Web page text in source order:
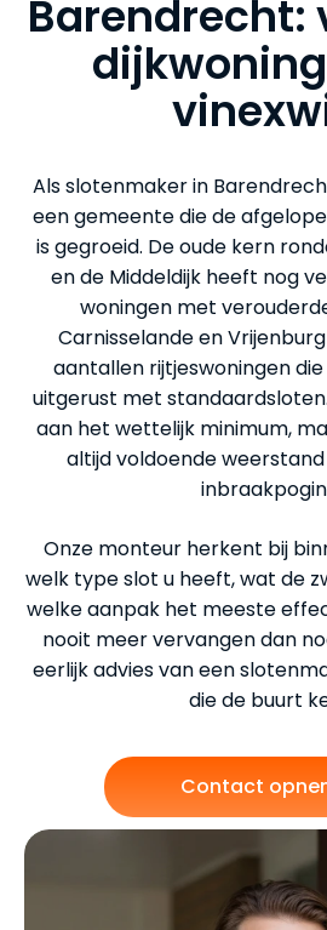
Barendrecht:
Als slotenmaker in
een gemeente die de
is gegroeid. De oude kern
en de Middeldijk heeft nog
woningen met
Carnisselande en
aantallen rijtjeswoningen
uitgerust met
aan het wettelijk minimum,
altijd voldoende
Onze monteur herkent bij
welk type slot u heeft, wat de
welke aanpak het meeste
nooit meer vervangen dan
eerlijk advies van een
die de buurt
Contact